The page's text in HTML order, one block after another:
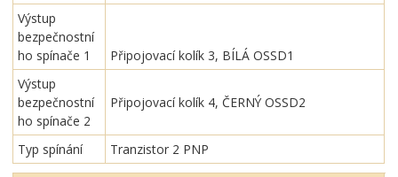
Výstup
bezpečnostní
ho spínače 1
Připojovací kolík 3, BÍLÁ OSSD1
Výstup
bezpečnostní
ho spínače 2
Připojovací kolík 4, ČERNÝ OSSD2
Typ spínání Tranzistor 2 PNP